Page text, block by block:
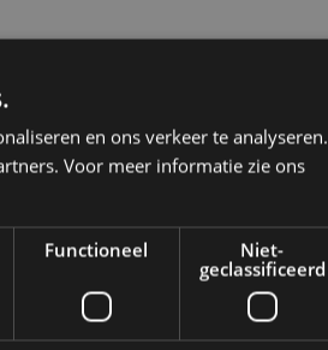
en ons verkeer te analyseren.
Voor meer informatie zie ons
Functioneel
Niet-
geclassificeerd